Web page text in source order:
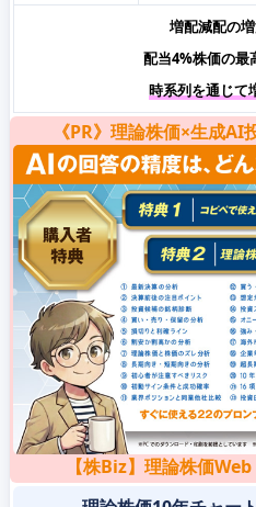
増配減配の
配当4%株価の最
時系列を通じて
《PR》理論株価×生成AI
【株Biz】理論株価